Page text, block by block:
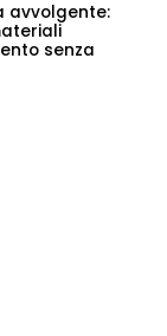
avvolgente:
senza